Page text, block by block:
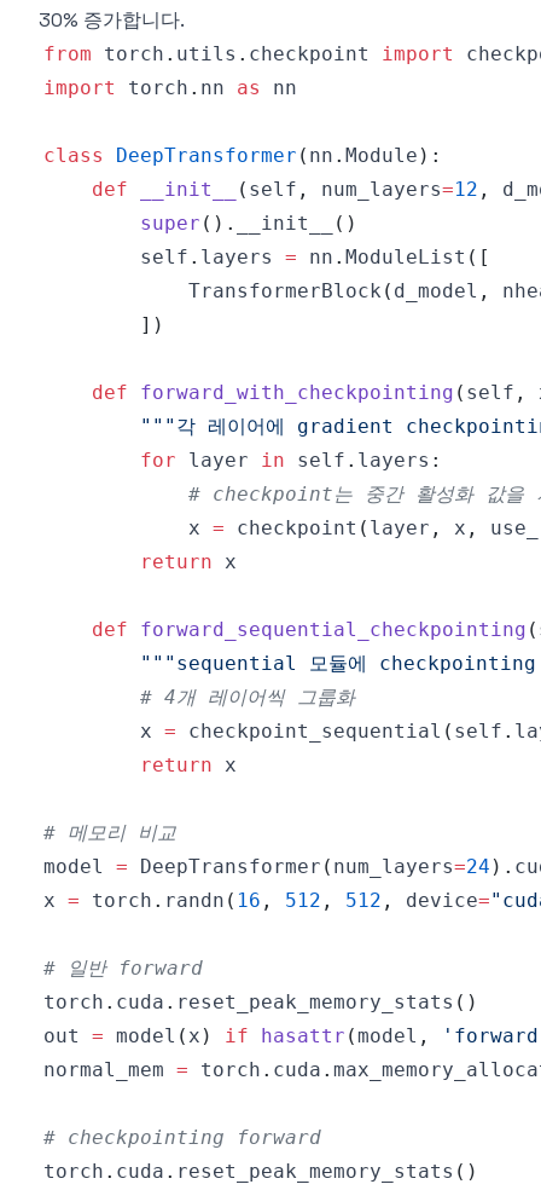
30% 증가합니다.
from torch . utils . checkpoint import
import
torch . nn as
class DeepTransformer ( nn . Module ) :
def
__init__ ( self , num_layers=12 ,
super ( ) . __init__ ( )
        self
. layers = nn . ModuleList ( [
            TransformerBlock
( d_model ,
] )
def forward_with_checkpointing ( self ,
"""각 레이어에 gradient
for layer in self . layers :
# checkpoint는 중간 활성화 값을
            x
= checkpoint ( layer , x ,
return
def forward_sequential_checkpointing (
"""sequential 모듈에
# 4개 레이어씩 그룹화
        x
= checkpoint_sequential ( self .
return
# 메모리 비교
model = DeepTransformer ( num_layers=24 ) .
x = torch . randn ( 16 , 512 , 512 , device=
# 일반 forward
torch . cuda . reset_peak_memory_stats ( )
out = model ( x ) if hasattr (model ,
normal_mem = torch . cuda .
# checkpointing forward
torch . cuda . reset_peak_memory_stats ( )